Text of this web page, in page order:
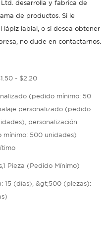
Ltd. desarrolla y fabrica de
de productos. Si le
lápiz labial, o si desea obtener
no dude en contactarnos.
- $2.20
(pedido mínimo: 50
personalizado (pedido
personalización
mínimo: 500 unidades)
Pieza (Pedido Mínimo)
15 (días), &gt;500 (piezas):